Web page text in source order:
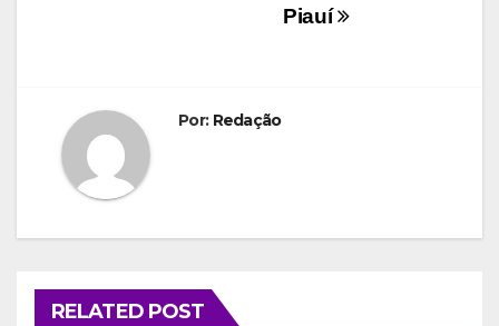
Piauí
Por: Redação
RELATED POST